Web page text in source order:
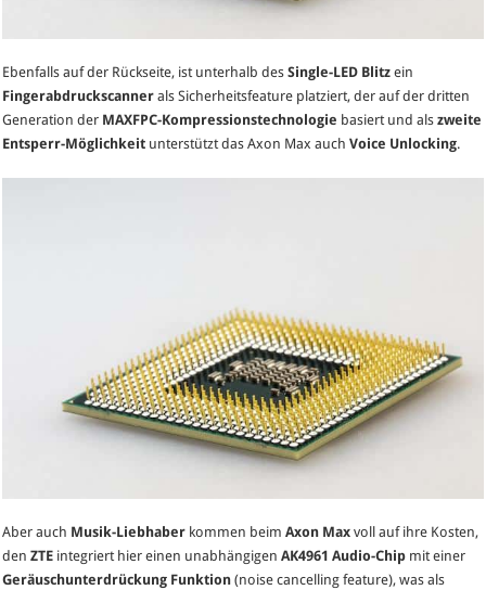
Ebenfalls auf der Rückseite, ist unterhalb desSingle-LED Blitz ein
Fingerabdruckscanner als Sicherheitsfeature platziert, der auf der dritten
Generation der MAXFPC-Kompressionstechnologie basiert und alszweite
Entsperr-Möglichkeit unterstützt das Axon Max auchVoice Unlocking.
Aber auch Musik-Liebhaber kommen beimAxon Max voll auf ihre Kosten,
denZTE integriert hier einen unabhängigenAK4961 Audio-Chip mit einer
Geräuschunterdrückung Funktion (noise cancelling feature), was als